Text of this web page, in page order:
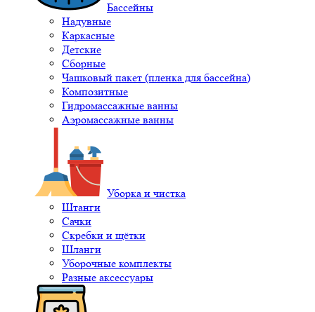
Бассейны
Надувные
Каркасные
Детские
Сборные
Чашковый пакет (пленка для бассейна)
Композитные
Гидромассажные ванны
Аэромассажные ванны
Уборка и чистка
Штанги
Сачки
Скребки и щётки
Шланги
Уборочные комплекты
Разные аксессуары